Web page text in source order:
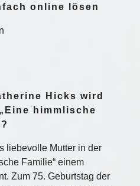
online lösen
Hicks wird
himmlische
liebevolle Mutter in der
Familie“ einem
Zum 75. Geburtstag der